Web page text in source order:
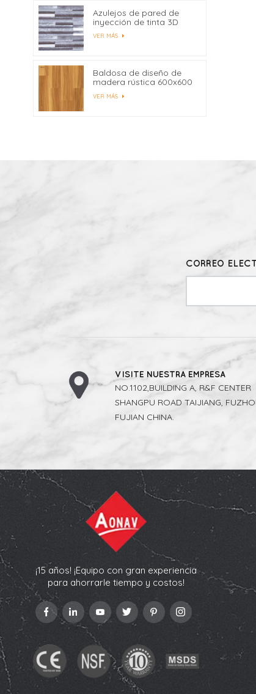
Azulejos de pared de
inyección de tinta 3D
para azulejos de pared
interior al por mayor
VER MÁS
Baldosa de diseño de
madera rústica 600x600
Fabricantes China
VER MÁS
CORREO
VISITE NUESTRA EMPRESA
NO.1102,BUILDING A, R&F CENTER
SHANGPU ROAD TAIJIANG,
FUJIAN CHINA.
¡15 años! ¡Equipo con gran experiencia
para ahorrarle tiempo y costos!